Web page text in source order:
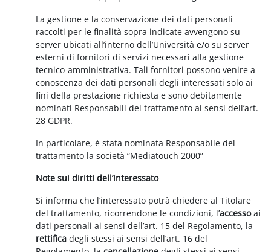
La gestione e la conservazione dei dati personali
raccolti per le finalità sopra indicate avvengono su
server ubicati all’interno dell’Università e/o su server
esterni di fornitori di servizi necessari alla gestione
tecnico-amministrativa. Tali fornitori possono venire a
conoscenza dei dati personali degli interessati solo ai
fini della prestazione richiesta e sono debitamente
nominati Responsabili del trattamento ai sensi dell’art.
28 GDPR.
In particolare, è stata nominata Responsabile del
trattamento la società “Mediatouch 2000”
Note sui diritti dell’interessato
Si informa che l’interessato potrà chiedere al Titolare
del trattamento, ricorrendone le condizioni, l’accessoai
dati personali ai sensi dell’art. 15 del Regolamento, la
rettificadegli stessi ai sensi dell’art. 16 del